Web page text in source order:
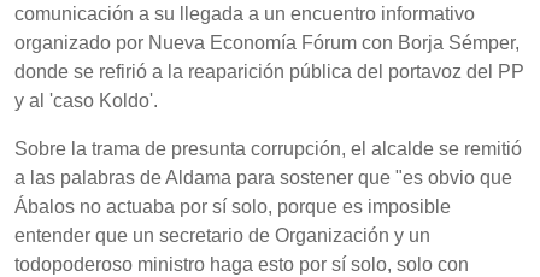
comunicación a su llegada a un encuentro informativo
organizado por Nueva Economía Fórum con Borja Sémper,
donde se refirió a la reaparición pública del portavoz del PP
y al 'caso Koldo'.
Sobre la trama de presunta corrupción, el alcalde se remitió
a las palabras de Aldama para sostener que "es obvio que
Ábalos no actuaba por sí solo, porque es imposible
entender que un secretario de Organización y un
todopoderoso ministro haga esto por sí solo, solo con